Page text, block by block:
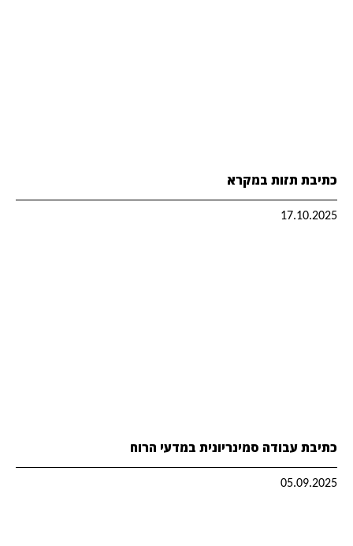
כתיבת תזות במקרא
17.10.2025
כתיבת עבודה סמינריונית במדעי הרוח
05.09.2025